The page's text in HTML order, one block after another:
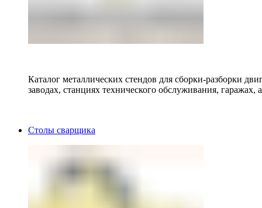
Каталог металлических стендов для сборки-разборки
заводах, станциях технического обслуживания, гаражах,
Столы сварщика